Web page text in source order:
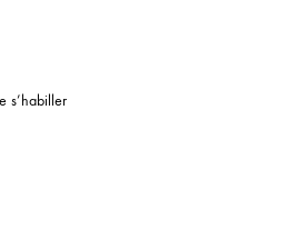
s’habiller